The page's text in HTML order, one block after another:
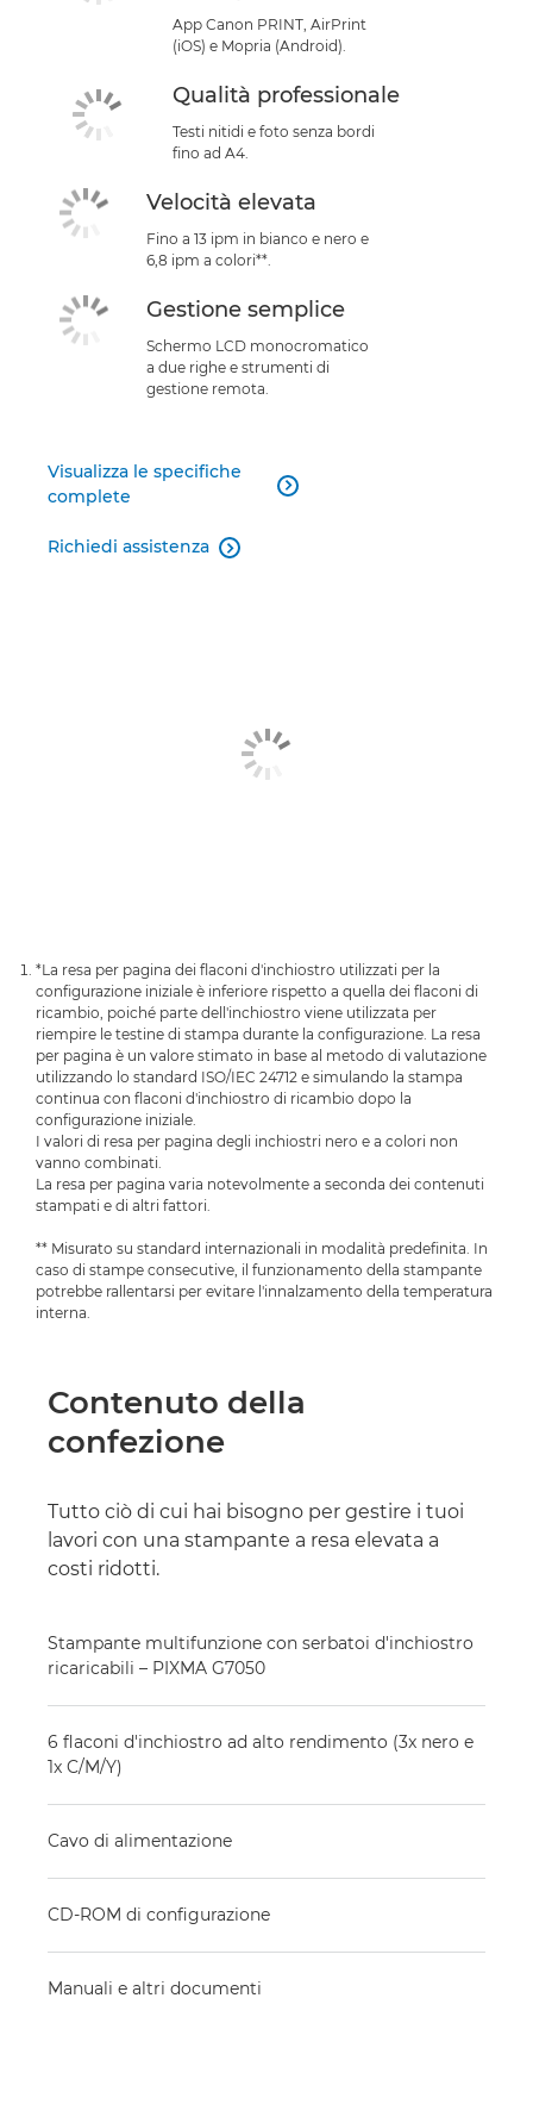
App Canon PRINT, AirPrint
(iOS) e Mopria (Android).
Qualità professionale
Testi nitidi e foto senza bordi
fino ad A4.
Velocità elevata
Fino a 13 ipm in bianco e nero e
6,8 ipm a colori**.
Gestione semplice
Schermo LCD monocromatico
a due righe e strumenti di
gestione remota.
Visualizza le specifiche
complete

Richiedi assistenza 
*La resa per pagina dei flaconi d'inchiostro utilizzati per la
configurazione iniziale è inferiore rispetto a quella dei flaconi di
ricambio, poiché parte dell'inchiostro viene utilizzata per
riempire le testine di stampa durante la configurazione. La resa
per pagina è un valore stimato in base al metodo di valutazione
utilizzando lo standard ISO/IEC 24712 e simulando la stampa
continua con flaconi d'inchiostro di ricambio dopo la
configurazione iniziale.
I valori di resa per pagina degli inchiostri nero e a colori non
vanno combinati.
La resa per pagina varia notevolmente a seconda dei contenuti
stampati e di altri fattori.
** Misurato su standard internazionali in modalità predefinita. In
caso di stampe consecutive, il funzionamento della stampante
potrebbe rallentarsi per evitare l'innalzamento della temperatura
interna.
Contenuto della
confezione
Tutto ciò di cui hai bisogno per gestire i tuoi
lavori con una stampante a resa elevata a
costi ridotti.
Stampante multifunzione con serbatoi d'inchiostro
ricaricabili – PIXMA G7050
6 flaconi d'inchiostro ad alto rendimento (3x nero e
1x C/M/Y)
Cavo di alimentazione
CD-ROM di configurazione
Manuali e altri documenti